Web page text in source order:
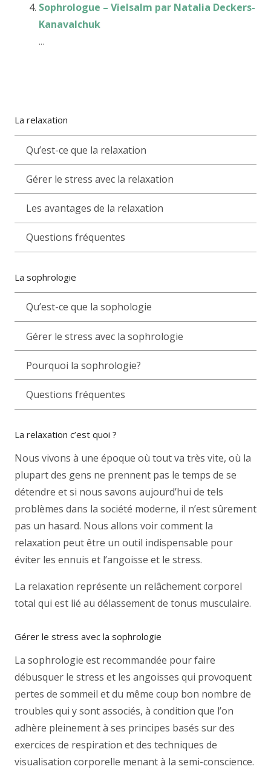
La relaxation
Qu’est-ce que la relaxation
Gérer le stress avec la relaxation
Les avantages de la relaxation
Questions fréquentes
La sophrologie
Qu’est-ce que la sophologie
Gérer le stress avec la sophrologie
Pourquoi la sophrologie?
Questions fréquentes
La relaxation c’est quoi ?
Nous vivons à une époque où tout va très vite, où la
plupart des gens ne prennent pas le temps de se
détendre et si nous savons aujourd’hui de tels
problèmes dans la société moderne, il n’est sûrement
pas un hasard. Nous allons voir comment la
relaxation peut être un outil indispensable pour
éviter les ennuis et l’angoisse et le stress.
La relaxation représente un relâchement corporel
total qui est lié au délassement de tonus musculaire.
Gérer le stress avec la sophrologie
La sophrologie est recommandée pour faire
débusquer le stress et les angoisses qui provoquent
pertes de sommeil et du même coup bon nombre de
troubles qui y sont associés, à condition que l’on
adhère pleinement à ses principes basés sur des
exercices de respiration et des techniques de
visualisation corporelle menant à la semi-conscience.
Sophrologue – Vielsalm par Natalia Deckers-
Kanavalchuk
...